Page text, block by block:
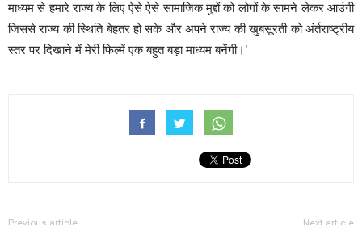
माध्यम से हमारे राज्य के लिए ऐसे ऐसे सामाजिक मुद्दों को लोगों के सामने लेकर आउंगी
जिससे राज्य की स्थिति बेहतर हो सके और अपने राज्य की खुबसूरती को अंर्तराष्ट्रीय
स्तर पर दिखाने में मेरी फिल्में एक बहुत बड़ा माध्यम बनेंगी।’